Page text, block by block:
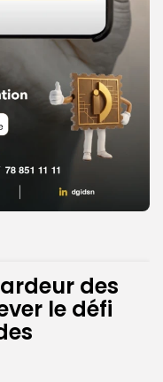
des
le défi